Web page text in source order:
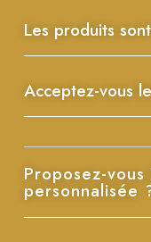
Les produits
Acceptez-vous
Proposez-
personnalisée